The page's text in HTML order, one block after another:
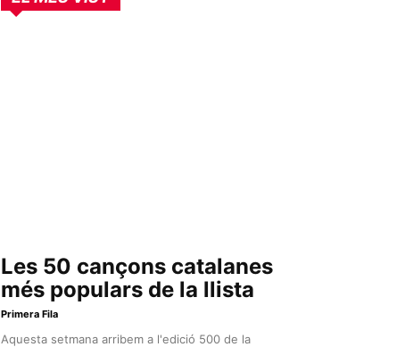
Les 50 cançons catalanes
més populars de la llista
Primera Fila
Aquesta setmana arribem a l'edició 500 de la